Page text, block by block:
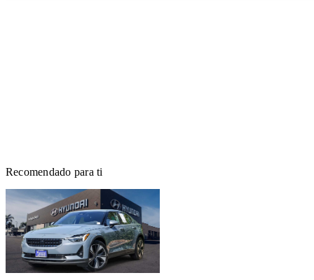
Recomendado para ti